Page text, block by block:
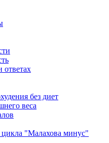
ответах
без диет
веса
"Малахова минус"